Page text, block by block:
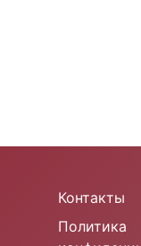
Контакты
Политика